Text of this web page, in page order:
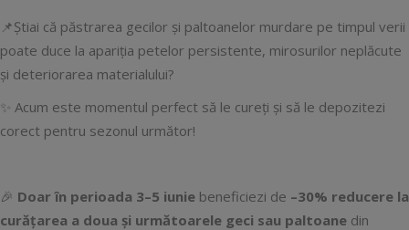
📌Știai că păstrarea gecilor și paltoanelor murdare pe timpul verii
poate duce la apariția petelor persistente, mirosurilor neplăcute
și deteriorarea materialului?
✨ Acum este momentul perfect să le cureți și să le depozitezi
corect pentru sezonul următor!
🎉 Doar în perioada 3–5 iunie beneficiezi de –30% reducere la
curățarea a doua și următoarele geci sau paltoane din